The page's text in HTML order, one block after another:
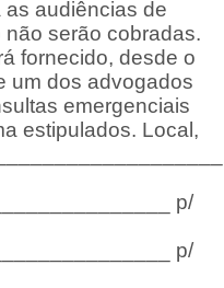
audiências de
serão cobradas.
fornecido, desde o
um dos advogados
emergenciais
estipulados. Local,
p/
p/